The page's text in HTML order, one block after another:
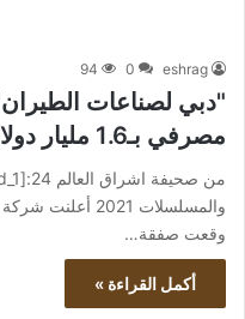
eshrag
0
94
"دبي لصناعات
مصرفي بـ1.6 مليار دولار
والمسلسلات 2021
وقعت صفقة…
أكمل القراءة »